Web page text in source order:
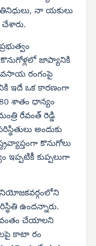
నా యకులు
కొనుగోళ్లలో జాప్యానికి
రంగంపై
ఇదే ఒక కారణంగా
శాతం ధాన్యం
రేవంత్ రెడ్డి
అందుకు
కొనుగోలు
ఇప్పటికీ కుప్పలుగా
నియోజకవర్గంలోని
ఉందన్నారు.
చేయాలని
కాటా రం